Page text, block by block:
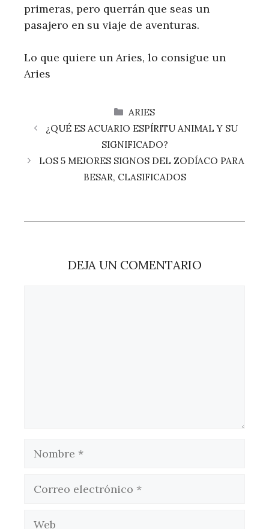
primeras, pero querrán que seas un
pasajero en su viaje de aventuras.
Lo que quiere un Aries, lo consigue un
Aries
CATEGORÍAS
ARIES
¿QUÉ ES ACUARIO ESPÍRITU ANIMAL Y SU
SIGNIFICADO?
LOS 5 MEJORES SIGNOS DEL ZODÍACO PARA
BESAR, CLASIFICADOS
DEJA UN COMENTARIO